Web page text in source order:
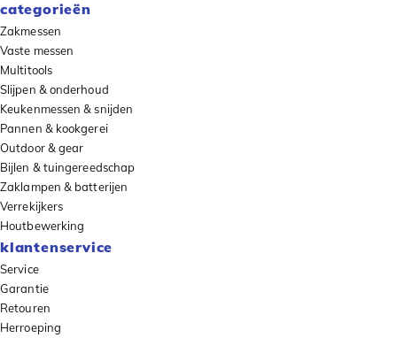
categorieën
Zakmessen
Vaste messen
Multitools
Slijpen & onderhoud
Keukenmessen & snijden
Pannen & kookgerei
Outdoor & gear
Bijlen & tuingereedschap
Zaklampen & batterijen
Verrekijkers
Houtbewerking
klantenservice
Service
Garantie
Retouren
Herroeping